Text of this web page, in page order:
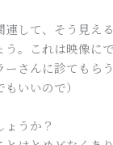
連して、そう見え
う。これは映像に
さんに診てもら
いいので）
ょうか？